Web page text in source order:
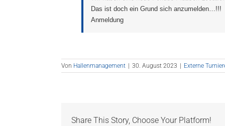
Das ist doch ein Grund sich anzumelden…!!!
Anmeldung
Von Hallenmanagement 30. August 2023 Externe
Share This Story, Choose Your Platform!